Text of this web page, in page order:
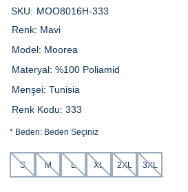
SKU: MOO8016H-333
Renk: Mavi
Model: Moorea
Materyal: %100 Poliamid
Menşei: Tunisia
Renk Kodu: 333
* Beden: Beden Seçiniz
S M L XL 2XL 3XL